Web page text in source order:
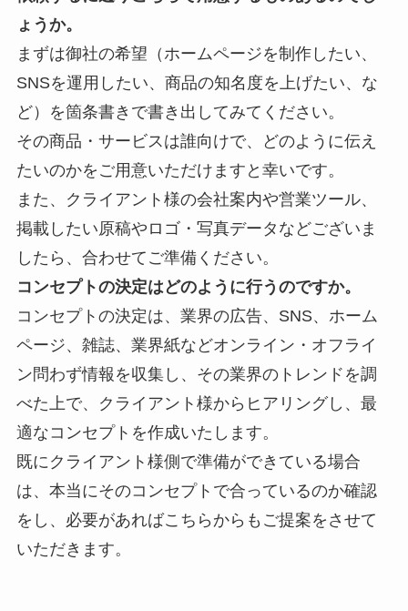
ょうか。
まずは御社の希望（ホームページを制作したい、
SNSを運用したい、商品の知名度を上げたい、な
ど）を箇条書きで書き出してみてください。
その商品・サービスは誰向けで、どのように伝え
たいのかをご用意いただけますと幸いです。
また、クライアント様の会社案内や営業ツール、
掲載したい原稿やロゴ・写真データなどございま
したら、合わせてご準備ください。
コンセプトの決定はどのように行うのですか。
コンセプトの決定は、業界の広告、SNS、ホーム
ページ、雑誌、業界紙などオンライン・オフライ
ン問わず情報を収集し、その業界のトレンドを調
べた上で、クライアント様からヒアリングし、最
適なコンセプトを作成いたします。
既にクライアント様側で準備ができている場合
は、本当にそのコンセプトで合っているのか確認
をし、必要があればこちらからもご提案をさせて
いただきます。